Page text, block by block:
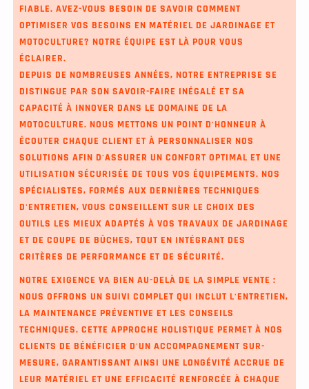
FIABLE. AVEZ-VOUS BESOIN DE SAVOIR COMMENT
OPTIMISER VOS BESOINS EN MATÉRIEL DE JARDINAGE ET
MOTOCULTURE? NOTRE ÉQUIPE EST LÀ POUR VOUS
ÉCLAIRER.
DEPUIS DE NOMBREUSES ANNÉES, NOTRE ENTREPRISE SE
DISTINGUE PAR SON SAVOIR-FAIRE INÉGALÉ ET SA
CAPACITÉ À INNOVER DANS LE DOMAINE DE LA
MOTOCULTURE. NOUS METTONS UN POINT D'HONNEUR À
ÉCOUTER CHAQUE CLIENT ET À PERSONNALISER NOS
SOLUTIONS AFIN D'ASSURER UN CONFORT OPTIMAL ET UNE
UTILISATION SÉCURISÉE DE TOUS VOS ÉQUIPEMENTS. NOS
SPÉCIALISTES, FORMÉS AUX DERNIÈRES TECHNIQUES
D'ENTRETIEN, VOUS CONSEILLENT SUR LE CHOIX DES
OUTILS LES MIEUX ADAPTÉS À VOS TRAVAUX DE JARDINAGE
ET DE COUPE DE BÛCHES, TOUT EN INTÉGRANT DES
CRITÈRES DE PERFORMANCE ET DE SÉCURITÉ.
NOTRE EXIGENCE VA BIEN AU-DELÀ DE LA SIMPLE VENTE :
NOUS OFFRONS UN SUIVI COMPLET QUI INCLUT L'ENTRETIEN,
LA MAINTENANCE PRÉVENTIVE ET LES CONSEILS
TECHNIQUES. CETTE APPROCHE HOLISTIQUE PERMET À NOS
CLIENTS DE BÉNÉFICIER D'UN ACCOMPAGNEMENT SUR-
MESURE, GARANTISSANT AINSI UNE LONGÉVITÉ ACCRUE DE
LEUR MATÉRIEL ET UNE EFFICACITÉ RENFORCÉE À CHAQUE